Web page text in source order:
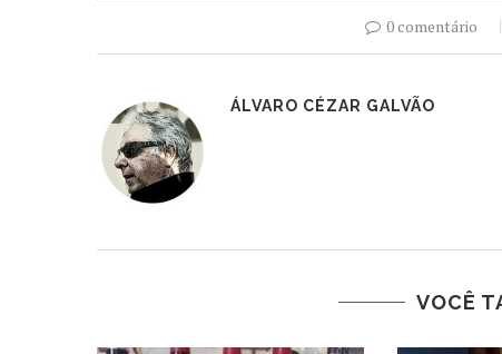
0 comentário
ÁLVARO CÉZAR GALVÃO
VOCÊ